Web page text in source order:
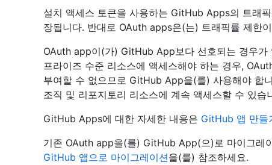
설치 액세스 토큰을 사용하는 GitHub Apps의 트래
장됩니다. 반대로 OAuth apps은(는) 트래픽률 제한
OAuth app이(가) GitHub App보다 선호되는 경우가
프라이즈 수준 리소스에 액세스해야 하는 경우,
부여할 수 없으므로 GitHub App을(를) 사용해야 합
조직 및 리포지토리 리소스에 계속 액세스할 수 있습
GitHub Apps에 대한 자세한 내용은 GitHub 앱 만들
기존 OAuth app을(를) GitHub App(으)로 마이그레
GitHub 앱으로 마이그레이션을(를) 참조하세요.